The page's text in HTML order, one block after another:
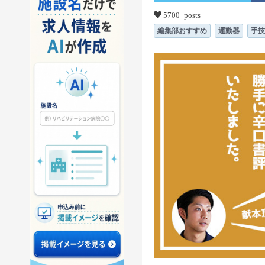
5700 posts
編集部おすすめ 運動器 手